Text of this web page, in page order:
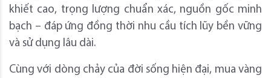
khiết cao, trọng lượng chuẩn xác, nguồn gốc minh
bạch – đáp ứng đồng thời nhu cầu tích lũy bền vững
và sử dụng lâu dài.
Cùng với dòng chảy của đời sống hiện đại, mua vàng